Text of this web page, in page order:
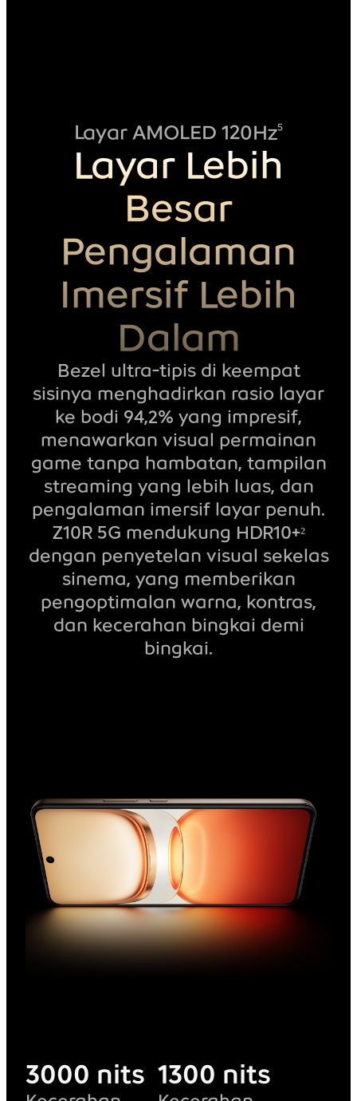
Layar AMOLED 120Hz5
Layar Lebih
Besar
Pengalaman
Imersif Lebih
Dalam
Bezel ultra-tipis di keempat
sisinya menghadirkan rasio layar
ke bodi 94,2% yang impresif,
menawarkan visual permainan
game tanpa hambatan, tampilan
streaming yang lebih luas, dan
pengalaman imersif layar penuh.
Z10R 5G mendukung HDR10+²
dengan penyetelan visual sekelas
sinema, yang memberikan
pengoptimalan warna, kontras,
dan kecerahan bingkai demi
bingkai.
3000 nits 1300 nits